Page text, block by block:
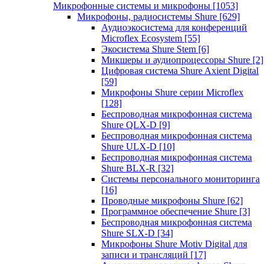
Микрофонные системы и микрофоны [1053]
Микрофоны, радиосистемы Shure [629]
Аудиоэкосистема для конференций
Microflex Ecosystem [55]
Экосистема Shure Stem [6]
Микшеры и аудиопроцессоры Shure [2]
Цифровая система Shure Axient Digital
[59]
Микрофоны Shure серии Microflex
[128]
Беспроводная микрофонная система
Shure QLX-D [9]
Беспроводная микрофонная система
Shure ULX-D [10]
Беспроводная микрофонная система
Shure BLX-R [32]
Системы персонального мониторинга
[16]
Проводные микрофоны Shure [62]
Программное обеспечение Shure [3]
Беспроводная микрофонная система
Shure SLX-D [34]
Микрофоны Shure Motiv Digital для
записи и трансляций [17]